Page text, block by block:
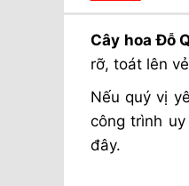
Cây hoa Đỗ
rỡ, toát lên
Nếu quý vị
công trình
đây.